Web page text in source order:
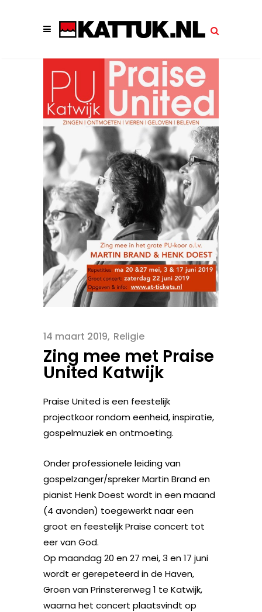
14 maart 2019 Religie
Zing mee met Praise
United Katwijk
Praise United is een feestelijk
projectkoor rondom eenheid, inspiratie,
gospelmuziek en ontmoeting.
Onder professionele leiding van
gospelzanger/spreker Martin Brand en
pianist Henk Doest wordt in een maand
(4 avonden) toegewerkt naar een
groot en feestelijk Praise concert tot
eer van God.
Op maandag 20 en 27 mei, 3 en 17 juni
wordt er gerepeteerd in de Haven,
Groen van Prinstererweg 1 te Katwijk,
waarna het concert plaatsvindt op